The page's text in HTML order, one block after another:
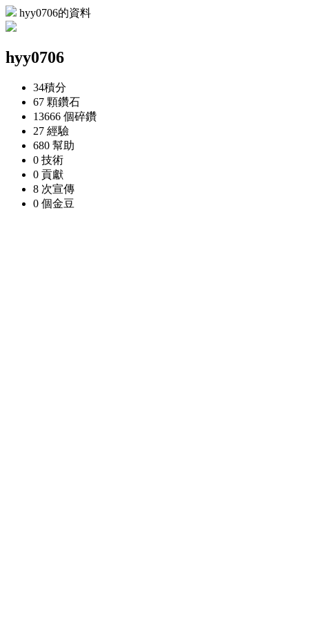
hyy0706的資料
hyy0706
34積分
67 顆鑽石
13666 個碎鑽
27 經驗
680 幫助
0 技術
0 貢獻
8 次宣傳
0 個金豆